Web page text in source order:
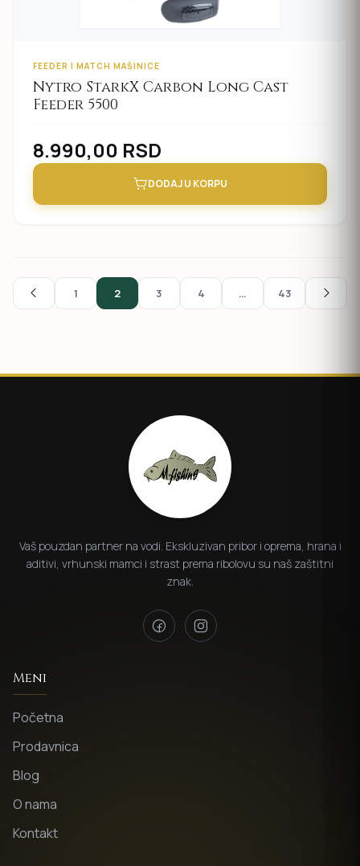
FEEDER I MATCH MAŠINICE
Nytro StarkX Carbon Long Cast
Feeder 5500
8.990,00 RSD
DODAJ U KORPU
1 2 3 4 … 43
Vaš pouzdan partner na vodi. Ekskluzivan pribor i oprema, hrana i
aditivi, vrhunski mamci i strast prema ribolovu su naš zaštitni
znak.
Meni
Početna
Prodavnica
Blog
O nama
Kontakt